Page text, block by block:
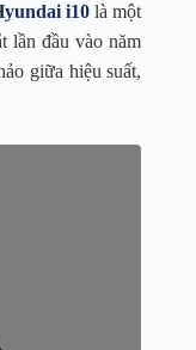
i10 là một
lần đầu vào năm
giữa hiệu suất,